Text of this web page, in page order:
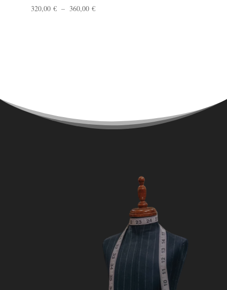
320,00 € – 360,00 €Plage